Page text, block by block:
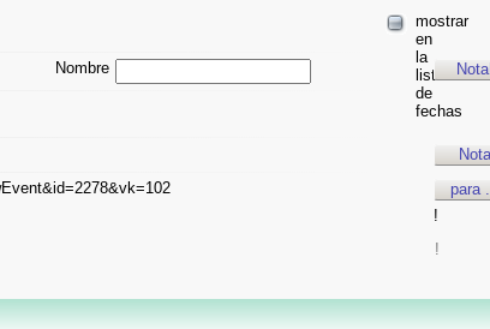
mostrar
en
la
lista
de
fechas
Nombre
Nota
para
!
!